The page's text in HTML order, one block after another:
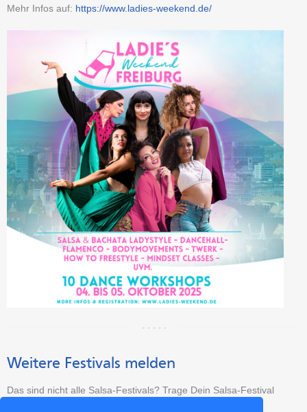
Mehr Infos auf: https://www.ladies-weekend.de/
Weitere Festivals melden
Das sind nicht alle Salsa-Festivals? Trage Dein Salsa-Festival